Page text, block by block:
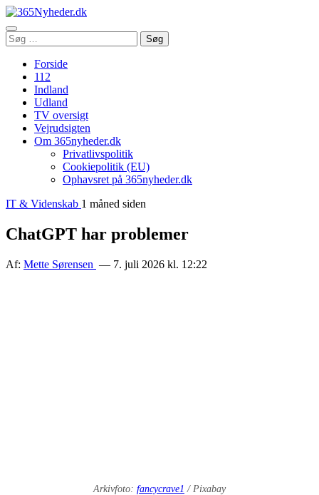
Åbn
menu
Søg
efter:
Søg
Forside
112
Indland
Udland
TV oversigt
Vejrudsigten
Om 365nyheder.dk
Privatlivspolitik
Cookiepolitik (EU)
Ophavsret på 365nyheder.dk
IT & Videnskab 1 måned siden
ChatGPT har problemer
Af: Mette Sørensen — 7. juli 2026 kl. 12:22
Arkivfoto: fancycrave1 / Pixabay